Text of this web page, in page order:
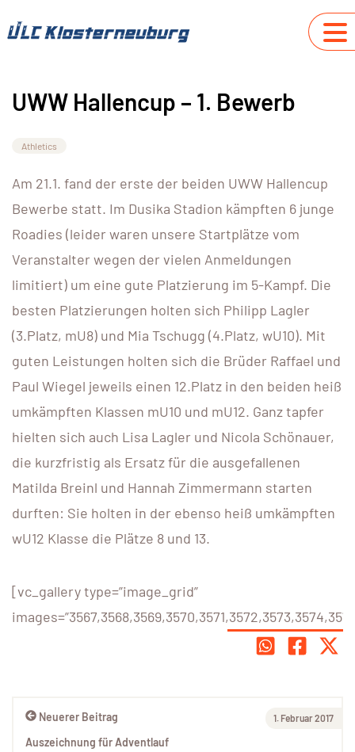
UWW Hallencup – 1. Bewerb
Athletics
Am 21.1. fand der erste der beiden UWW Hallencup
Bewerbe statt. Im Dusika Stadion kämpften 6 junge
Roadies (leider waren unsere Startplätze vom
Veranstalter wegen der vielen Anmeldungen
limitiert) um eine gute Platzierung im 5-Kampf. Die
besten Platzierungen holten sich Philipp Lagler
(3.Platz, mU8) und Mia Tschugg (4.Platz, wU10). Mit
guten Leistungen holten sich die Brüder Raffael und
Paul Wiegel jeweils einen 12.Platz in den beiden heiß
umkämpften Klassen mU10 und mU12. Ganz tapfer
hielten sich auch Lisa Lagler und Nicola Schönauer,
die kurzfristig als Ersatz für die ausgefallenen
Matilda Breinl und Hannah Zimmermann starten
durften: Sie holten in der ebenso heiß umkämpften
wU12 Klasse die Plätze 8 und 13.
[vc_gallery type=”image_grid”
Neuerer Beitrag 1. Februar 2017
Auszeichnung für Adventlauf